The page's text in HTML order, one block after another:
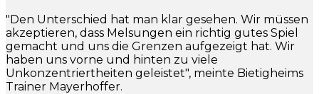
"Den Unterschied hat man klar gesehen. Wir müssen
akzeptieren, dass Melsungen ein richtig gutes Spiel
gemacht und uns die Grenzen aufgezeigt hat. Wir
haben uns vorne und hinten zu viele
Unkonzentriertheiten geleistet", meinte Bietigheims
Trainer Mayerhoffer.